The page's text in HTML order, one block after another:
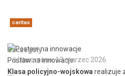
Postaw na innowacje
Klasa policyjno-wojskowa realizuje
caritas
Szczegóły
Utworzono: 13 marzec 2026